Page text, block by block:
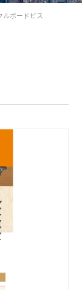
ルボードビス